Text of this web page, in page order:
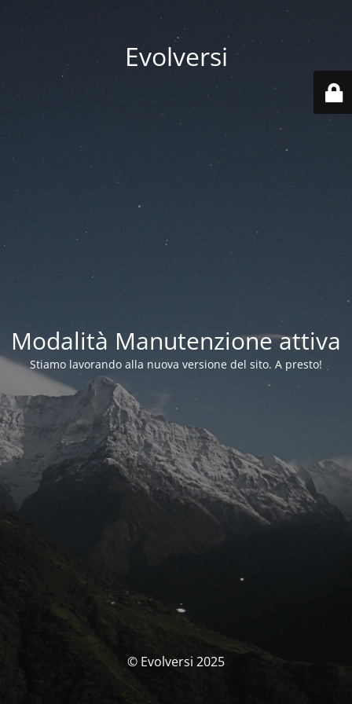
Evolversi
Modalità Manutenzione attiva
Stiamo lavorando alla nuova versione del sito. A presto!
© Evolversi 2025